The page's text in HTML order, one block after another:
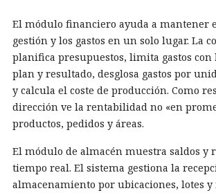
El módulo financiero ayuda a mantener
gestión y los gastos en un solo lugar. La
planifica presupuestos, limita gastos
plan y resultado, desglosa gastos por
y calcula el coste de producción. Como
dirección ve la rentabilidad no «en
productos, pedidos y áreas.
El módulo de almacén muestra saldos y
tiempo real. El sistema gestiona la
almacenamiento por ubicaciones, lotes